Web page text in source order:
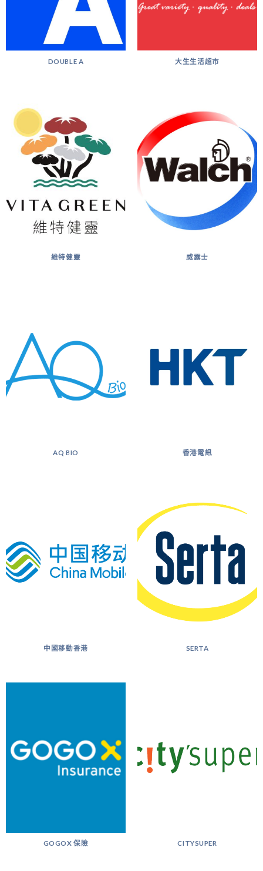
DOUBLE A 大生生活超市
維特健靈 威露士
AQ BIO 香港電訊
中國移動香港 SERTA
GOGOX 保險 CITYSUPER